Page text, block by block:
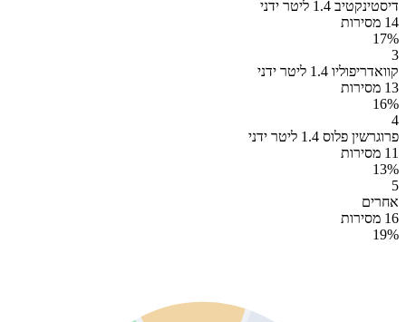
דיסטינקטיב 1.4 ליטר ידני
14 מסירות
17%
3
קוואדריפוליו 1.4 ליטר ידני
13 מסירות
16%
4
פרוגרשין פלוס 1.4 ליטר ידני
11 מסירות
13%
5
אחרים
16 מסירות
19%